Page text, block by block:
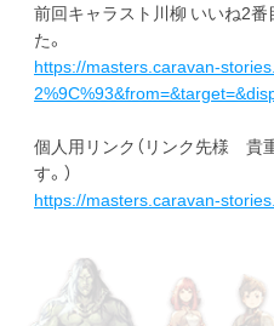
前回キャラスト川柳 いいね2
た。
https://masters.caravan-
個人用リンク（リンク先様 貴
す。）
https://masters.caravan-